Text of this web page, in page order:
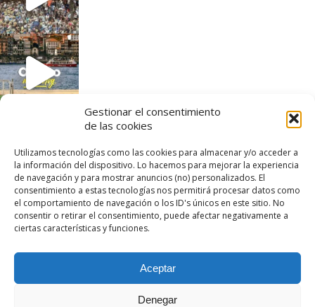
Gestionar el consentimiento
de las cookies
Utilizamos tecnologías como las cookies para almacenar y/o acceder a
la información del dispositivo. Lo hacemos para mejorar la experiencia
de navegación y para mostrar anuncios (no) personalizados. El
consentimiento a estas tecnologías nos permitirá procesar datos como
el comportamiento de navegación o los ID's únicos en este sitio. No
consentir o retirar el consentimiento, puede afectar negativamente a
ciertas características y funciones.
Aceptar
Denegar
© 2023 - Vani & Mati de Viaje. Todas las fotos